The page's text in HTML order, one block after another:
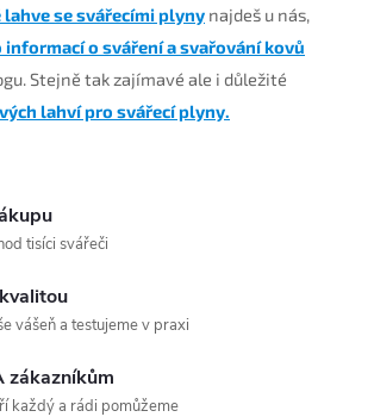
se svářecími plyny najdeš u nás,
informací o sváření a svařování kovů
Stejně tak zajímavé ale i důležité
lahví pro svářecí plyny.
tisíci svářeči
vášeň a testujeme v praxi
zákazníkům
každý a rádi pomůžeme